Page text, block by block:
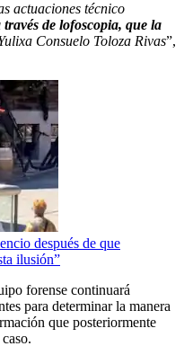
actuaciones técnico
través de lofoscopia, que la
Consuelo Toloza Rivas”,
después de que
ilusión”
forense continuará
para determinar la manera
que posteriormente